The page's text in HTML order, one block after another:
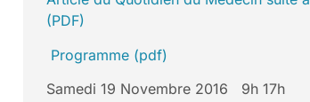
(PDF)
Programme (pdf)
Samedi 19 Novembre 2016 9h 17h